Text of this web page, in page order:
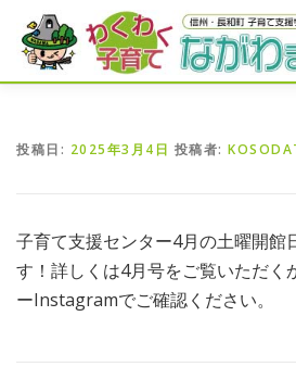
投稿日: 2025年3月4日 投稿者:
子育て支援センター4月の土曜開館
す！詳しくは4月号をご覧いただく
ーInstagramでご確認ください。